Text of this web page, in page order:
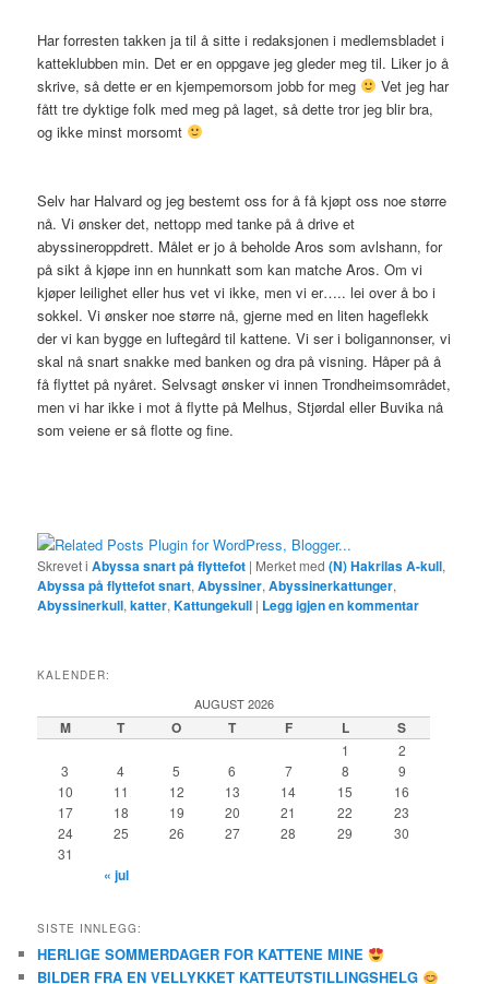
Har forresten takken ja til å sitte i redaksjonen i medlemsbladet i
katteklubben min. Det er en oppgave jeg gleder meg til. Liker jo å
skrive, så dette er en kjempemorsom jobb for meg
Vet jeg har
fått tre dyktige folk med meg på laget, så dette tror jeg blir bra,
og ikke minst morsomt
Selv har Halvard og jeg bestemt oss for å få kjøpt oss noe større
nå. Vi ønsker det, nettopp med tanke på å drive et
abyssineroppdrett. Målet er jo å beholde Aros som avlshann, for
på sikt å kjøpe inn en hunnkatt som kan matche Aros. Om vi
kjøper leilighet eller hus vet vi ikke, men vi er….. lei over å bo i
sokkel. Vi ønsker noe større nå, gjerne med en liten hageflekk
der vi kan bygge en luftegård til kattene. Vi ser i boligannonser, vi
skal nå snart snakke med banken og dra på visning. Håper på å
få flyttet på nyåret. Selvsagt ønsker vi innen Trondheimsområdet,
men vi har ikke i mot å flytte på Melhus, Stjørdal eller Buvika nå
som veiene er så flotte og fine.
Skrevet i Abyssa snart på flyttefot | Merket med (N) Hakrilas A-kull,
Abyssa på flyttefot snart,Abyssiner,Abyssinerkattunger,
Abyssinerkull,katter,Kattungekull | Legg igjen en kommentar
KALENDER:
AUGUST 2026
M T O T F L S
1
2
3
4 5 6 7 8
9
10
11 12 13 14 15
16
17
18 19 20 21 22
23
24
25 26 27 28 29
30
31
« jul
SISTE INNLEGG:
HERLIGE SOMMERDAGER FOR KATTENE MINE
BILDER FRA EN VELLYKKET KATTEUTSTILLINGSHELG